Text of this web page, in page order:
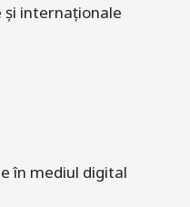
internaționale
în mediul digital